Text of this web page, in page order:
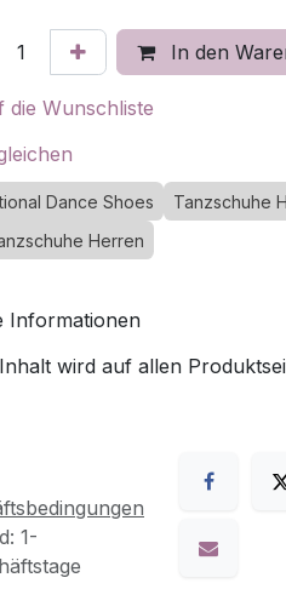
In den
die Wunschliste
Dance Shoes Tanzschuhe
Herren
Informationen
wird auf allen
1-